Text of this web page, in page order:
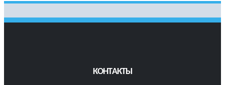
КОНТАКТЫ